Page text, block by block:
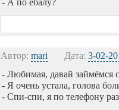
- А по ебалу?
Автор: mari Дата: 3-02-
- Любимaя, дaвaй зaймёмся
- Я очень устaлa, головa
- Спи-спи, я по телефону